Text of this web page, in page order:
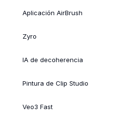
Aplicación AirBrush
Zyro
IA de decoherencia
Pintura de Clip Studio
Veo3 Fast